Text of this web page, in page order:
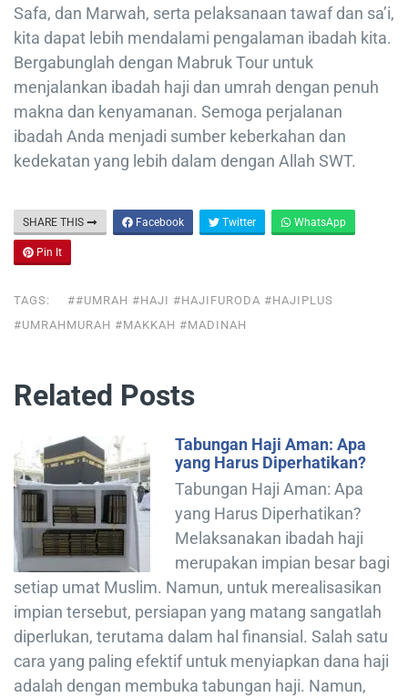
Safa, dan Marwah, serta pelaksanaan tawaf dan sa’i,
kita dapat lebih mendalami pengalaman ibadah kita.
Bergabunglah dengan Mabruk Tour untuk
menjalankan ibadah haji dan umrah dengan penuh
makna dan kenyamanan. Semoga perjalanan
ibadah Anda menjadi sumber keberkahan dan
kedekatan yang lebih dalam dengan Allah SWT.
SHARE THIS Facebook Twitter WhatsApp
Pin It
TAGS:
##UMRAH #HAJI #HAJIFURODA #HAJIPLUS
#UMRAHMURAH #MAKKAH #MADINAH
Related Posts
Tabungan Haji Aman: Apa
yang Harus Diperhatikan?
Tabungan Haji Aman: Apa
yang Harus Diperhatikan?
Melaksanakan ibadah haji
merupakan impian besar bagi
setiap umat Muslim. Namun, untuk merealisasikan
impian tersebut, persiapan yang matang sangatlah
diperlukan, terutama dalam hal finansial. Salah satu
cara yang paling efektif untuk menyiapkan dana haji
adalah dengan membuka tabungan haji. Namun,